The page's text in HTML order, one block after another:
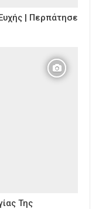
| Περπάτησε
Της